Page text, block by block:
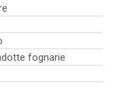
fognarie